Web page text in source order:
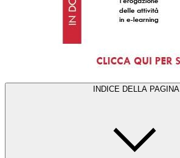
INDICE DELLA PAGINA